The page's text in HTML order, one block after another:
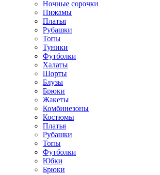
Ночные сорочки
Пижамы
Платья
Рубашки
Топы
Туники
Футболки
Халаты
Шорты
Блузы
Брюки
Жакеты
Комбинезоны
Костюмы
Платья
Рубашки
Топы
Футболки
Юбки
Брюки